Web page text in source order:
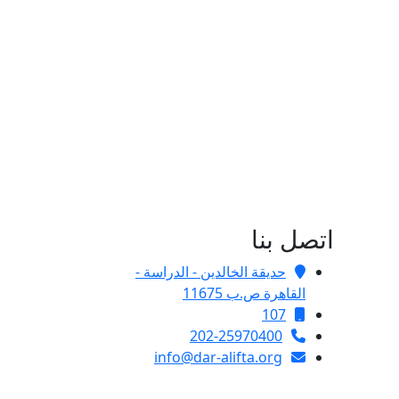
اتصل بنا
حديقة الخالدين - الدراسة -
القاهرة ص.ب 11675
107
202-25970400
info@dar-alifta.org